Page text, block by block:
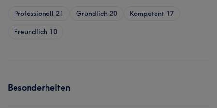
Professionell 21 Gründlich 20 Kompetent 17
Freundlich 10
Besonderheiten